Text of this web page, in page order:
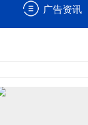
广告资讯